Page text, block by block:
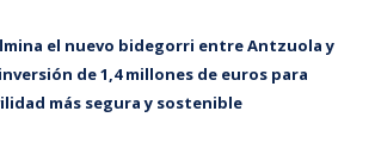
el nuevo bidegorri entre Antzuola y
de 1,4 millones de euros para
más segura y sostenible